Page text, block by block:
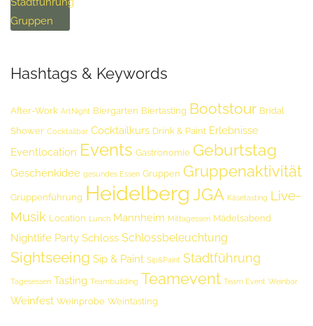
Hashtags & Keywords
After-Work ArtNight Biergarten Biertasting Bootstour Bridal
Shower Cocktailbar Cocktailkurs Drink & Paint Erlebnisse
Eventlocation Events Gastronomie Geburtstag
Geschenkidee gesundes Essen Gruppen Gruppenaktivität
Gruppenführung Heidelberg JGA Käsetasting Live-
Musik Location Lunch Mannheim Mittagessen Mädelsabend
Nightlife Party Schloss Schlossbeleuchtung
Sightseeing Sip & Paint Sip&Paint Stadtführung
Tagesessen Tasting Teambuilding Teamevent Team Event Weinbar
Weinfest Weinprobe Weintasting